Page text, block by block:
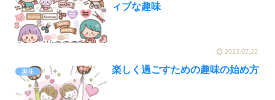
ィブな趣味
2023.07.22
趣味 楽しく過ごすための趣味の始め方